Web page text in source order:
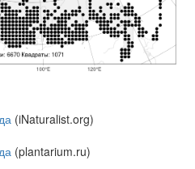
(iNaturalist.org)
(plantarium.ru)